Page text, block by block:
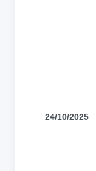
24/10/2025